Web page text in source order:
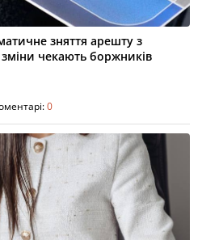
зняття арешту з
зміни чекають боржників
0